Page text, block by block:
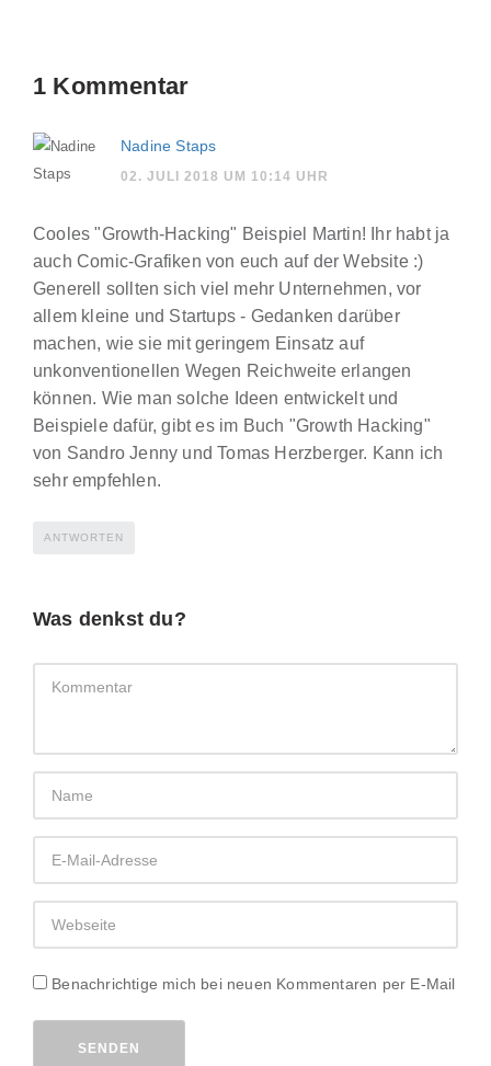
1 Kommentar
Nadine Staps
02. JULI 2018 UM 10:14 UHR
Cooles "Growth-Hacking" Beispiel Martin! Ihr habt ja
auch Comic-Grafiken von euch auf der Website :)
Generell sollten sich viel mehr Unternehmen, vor
allem kleine und Startups - Gedanken darüber
machen, wie sie mit geringem Einsatz auf
unkonventionellen Wegen Reichweite erlangen
können. Wie man solche Ideen entwickelt und
Beispiele dafür, gibt es im Buch "Growth Hacking"
von Sandro Jenny und Tomas Herzberger. Kann ich
sehr empfehlen.
ANTWORTEN
Was denkst du?
Benachrichtige mich bei neuen Kommentaren per E-Mail
SENDEN